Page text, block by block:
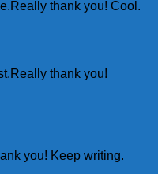
thank you! Cool.
thank you!
you! Keep writing.